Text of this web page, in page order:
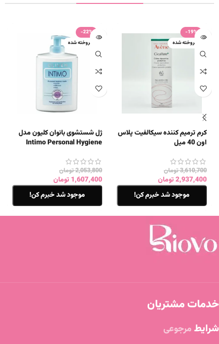
-19%
فروخته شده
کرم ترمیم کننده سیکالفیت پلاس
اون 40 میل
3,610,700تومان
2,937,400تومان
موجود شد خبرم کن!
-22%
فروخته شده
ژل شستشوی بانوان کلیون مدل
Intimo Personal Hygiene
2,053,800تومان
1,607,400 تومان
موجود شد خبرم کن!
خدمات مشتریان
شرایط مرجوعی